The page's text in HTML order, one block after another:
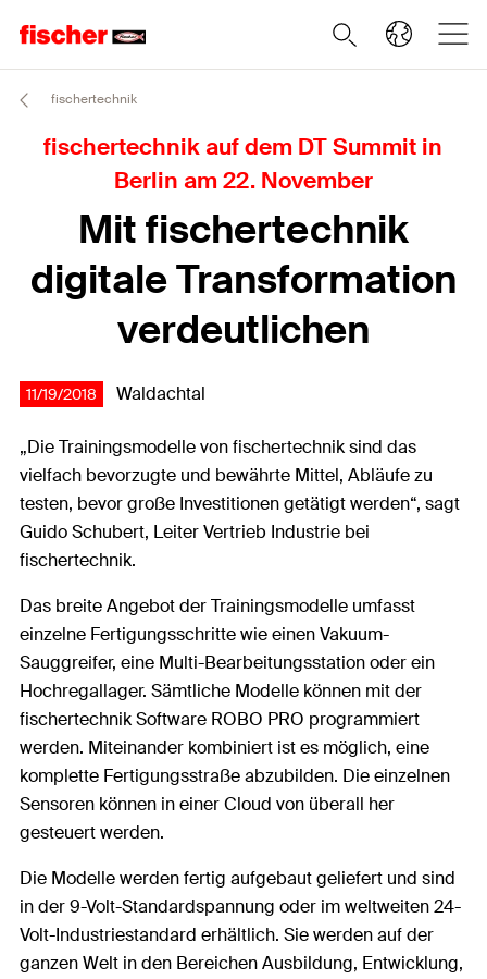
fischertechnik
fischertechnik auf dem DT Summit in
Berlin am 22. November
Mit fischertechnik
digitale Transformation
verdeutlichen
11/19/2018 Waldachtal
„Die Trainingsmodelle von fischertechnik sind das
vielfach bevorzugte und bewährte Mittel, Abläufe zu
testen, bevor große Investitionen getätigt werden“, sagt
Guido Schubert, Leiter Vertrieb Industrie bei
fischertechnik.
Das breite Angebot der Trainingsmodelle umfasst
einzelne Fertigungsschritte wie einen Vakuum-
Sauggreifer, eine Multi-Bearbeitungsstation oder ein
Hochregallager. Sämtliche Modelle können mit der
fischertechnik Software ROBO PRO programmiert
werden. Miteinander kombiniert ist es möglich, eine
komplette Fertigungsstraße abzubilden. Die einzelnen
Sensoren können in einer Cloud von überall her
gesteuert werden.
Die Modelle werden fertig aufgebaut geliefert und sind
in der 9-Volt-Standardspannung oder im weltweiten 24-
Volt-Industriestandard erhältlich. Sie werden auf der
ganzen Welt in den Bereichen Ausbildung, Entwicklung,